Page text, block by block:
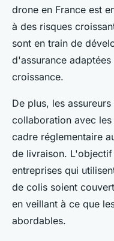
drone en France est
à des risques
sont en train de
d'assurance
croissance.
De plus, les
collaboration avec
cadre réglementaire
de livraison.
entreprises qui
de colis soient
en veillant à ce que
abordables.